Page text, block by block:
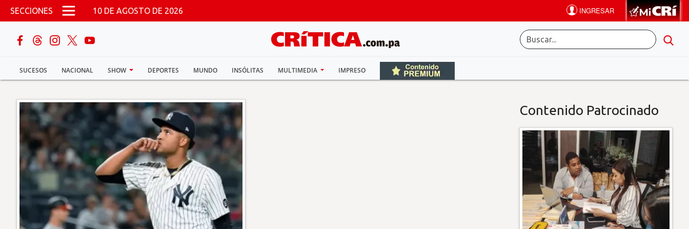
Pasar al contenido principal
SECCIONES 10 DE AGOSTO DE 2026
SUCESOS NACIONAL SHOW DEPORTES MUNDO INSÓLITAS MULTIMEDIA IMPRESO
buscar
Sucesos
Nacional
Política
Show
Deportes
Mundo
Contenido Patrocinado